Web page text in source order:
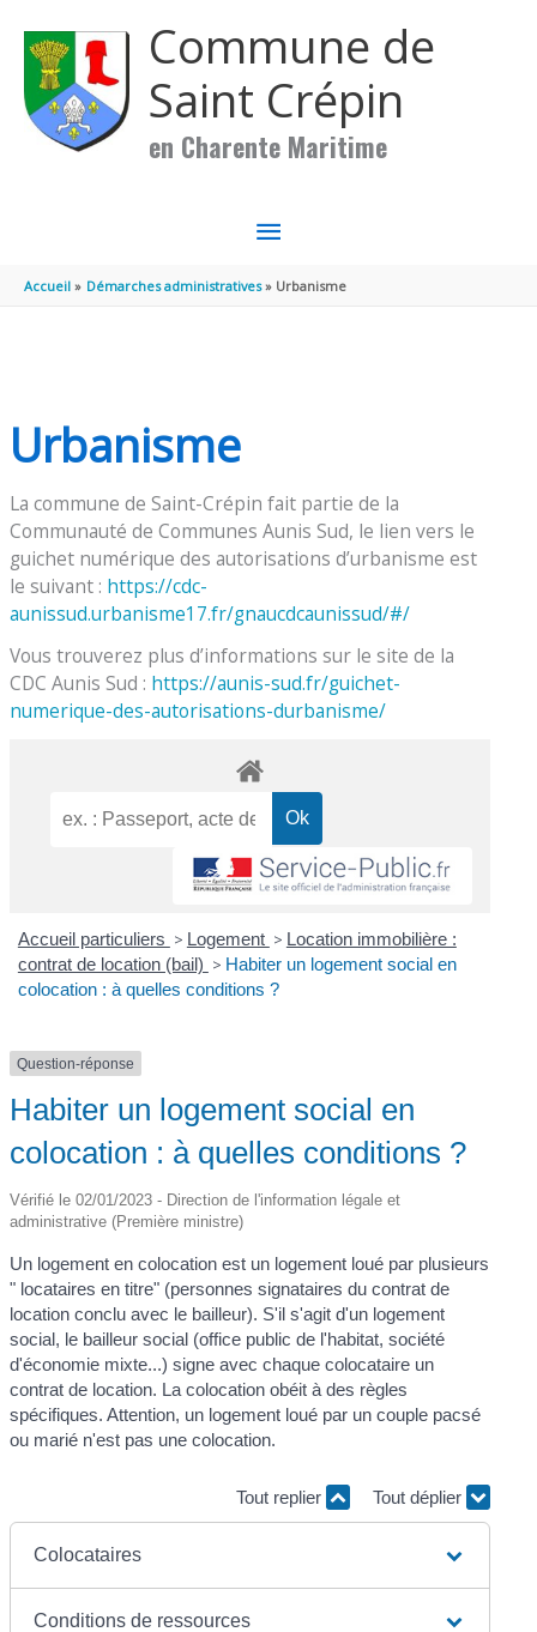
Commune de
Saint Crépin
en Charente Maritime
MENU
PRINCIPAL
Accueil Démarches administratives Urbanisme
Urbanisme
La commune de Saint-Crépin fait partie de la
Communauté de Communes Aunis Sud, le lien vers le
guichet numérique des autorisations d’urbanisme est
le suivant : https://cdc-
aunissud.urbanisme17.fr/gnaucdcaunissud/#/
Vous trouverez plus d’informations sur le site de la
CDC Aunis Sud : https://aunis-sud.fr/guichet-
numerique-des-autorisations-durbanisme/
Accueil particuliers > Logement > Location immobilière :
contrat de location (bail) > Habiter un logement social en
colocation : à quelles conditions ?
Question-réponse
Habiter un logement social en
colocation : à quelles conditions ?
Vérifié le 02/01/2023 - Direction de l'information légale et
administrative (Première ministre)
Un logement en colocation est un logement loué par plusieurs
" locataires en titre" (personnes signataires du contrat de
location conclu avec le bailleur). S'il s'agit d'un logement
social, le bailleur social (office public de l'habitat, société
d'économie mixte...) signe avec chaque colocataire un
contrat de location. La colocation obéit à des règles
spécifiques. Attention, un logement loué par un couple pacsé
ou marié n'est pas une colocation.
Tout replier Tout déplier
Colocataires
Conditions de ressources